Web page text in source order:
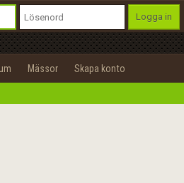
Logga in
Mässor Skapa konto